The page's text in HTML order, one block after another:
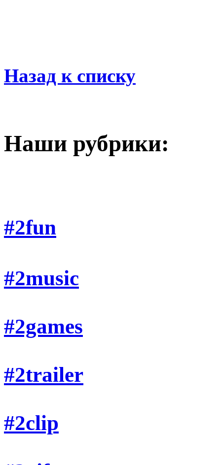
Назад к списку
Наши рубрики:
#2fun
#2music
#2games
#2trailer
#2clip